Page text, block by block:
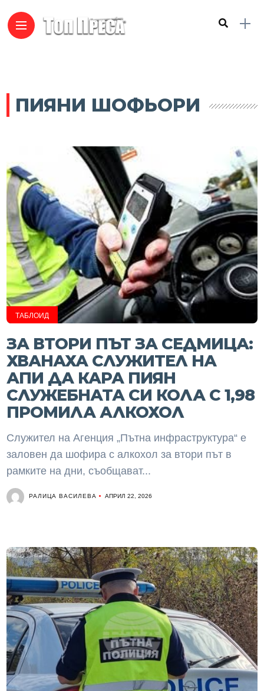
ПИЯНИ ШОФЬОРИ
ТАБЛОИД
ЗА ВТОРИ ПЪТ ЗА СЕДМИЦА:
ХВАНАХА СЛУЖИТЕЛ НА
АПИ ДА КАРА ПИЯН
СЛУЖЕБНАТА СИ КОЛА С 1,98
ПРОМИЛА АЛКОХОЛ
Служител на Агенция „Пътна инфраструктура“ е
заловен да шофира с алкохол за втори път в
рамките на дни, съобщават...
РАЛИЦА ВАСИЛЕВА АПРИЛ 22, 2026